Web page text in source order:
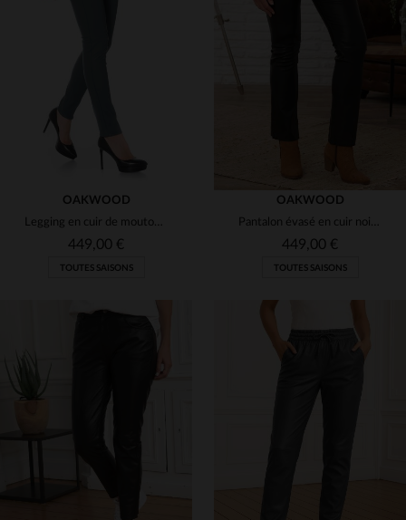
TAILLES DISPONIBLES
38
OAKWOOD
Legging en cuir de mouton bleu
449,00 €
TOUTES SAISONS
TAILLES DISPONIBLES
OAKWOOD
Pantalon évasé en cuir noir pour femme
449,00 €
TOUTES SAISONS